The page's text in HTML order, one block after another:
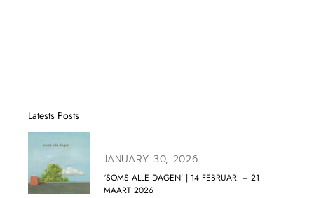
Latests Posts
JANUARY 30, 2026
‘SOMS ALLE DAGEN’ | 14 FEBRUARI – 21
MAART 2026